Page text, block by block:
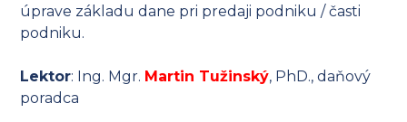
úprave základu dane pri predaji podniku / časti
podniku.
Lektor: Ing. Mgr. Martin Tužinský, PhD., daňový
poradca